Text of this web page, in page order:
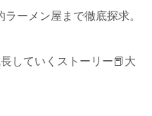
ーメン屋まで徹底探求。
していくストーリー📕大